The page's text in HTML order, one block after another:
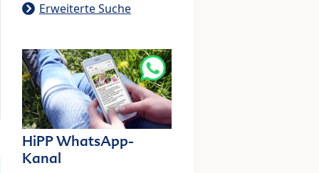
Erweiterte Suche
HiPP WhatsApp-
Kanal